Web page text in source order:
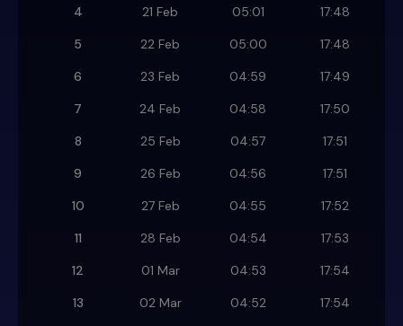
4
21 Feb 05:01
17:48
5
22 Feb 05:00
17:48
6
23 Feb 04:59
17:49
7
24 Feb 04:58
17:50
8
25 Feb 04:57
17:51
9
26 Feb 04:56
17:51
10
27 Feb 04:55
17:52
11
28 Feb 04:54
17:53
12
01 Mar 04:53
17:54
13
02 Mar 04:52
17:54